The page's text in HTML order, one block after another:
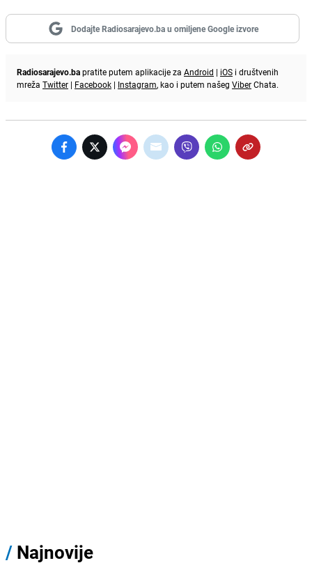
Dodajte Radiosarajevo.ba u omiljene Google izvore
Radiosarajevo.bapratite putem aplikacije za Android | iOS i društvenih
mreža Twitter | Facebook | Instagram, kao i putem našeg ViberChata.
/ Najnovije